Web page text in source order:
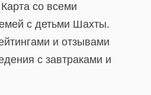
со всеми
с детьми Шахты.
и отзывами
с завтраками и